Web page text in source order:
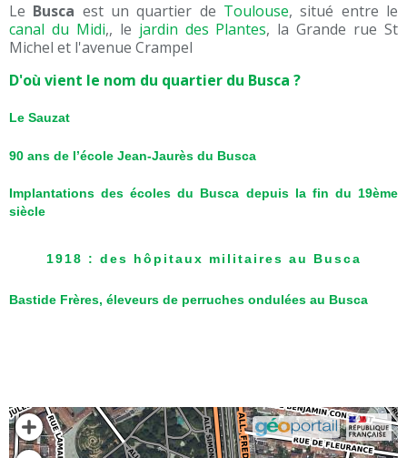
Le Busca est un quartier de Toulouse, situé entre le
canal du Midi,, le jardin des Plantes, la Grande rue St
Michel et l'avenue Crampel
D'où vient le nom du quartier du Busca ?
Le Sauzat
90 ans de l’école Jean-Jaurès du Busca
Implantations des écoles du Busca depuis la fin du 19ème
siècle
1918 : des hôpitaux militaires au Busca
Bastide Frères, éleveurs de perruches ondulées au Busca